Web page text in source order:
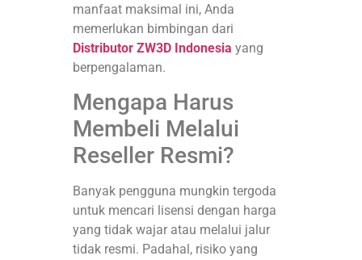
manfaat maksimal ini, Anda
memerlukan bimbingan dari
Distributor ZW3D Indonesia yang
berpengalaman.
Mengapa Harus
Membeli Melalui
Reseller Resmi?
Banyak pengguna mungkin tergoda
untuk mencari lisensi dengan harga
yang tidak wajar atau melalui jalur
tidak resmi. Padahal, risiko yang